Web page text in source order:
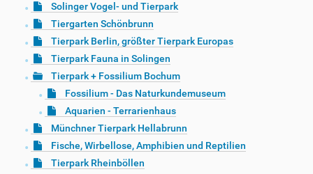
Solinger Vogel- und Tierpark
Tiergarten Schönbrunn
Tierpark Berlin, größter Tierpark Europas
Tierpark Fauna in Solingen
Tierpark + Fossilium Bochum
Fossilium - Das Naturkundemuseum
Aquarien - Terrarienhaus
Münchner Tierpark Hellabrunn
Fische, Wirbellose, Amphibien und Reptilien
Tierpark Rheinböllen